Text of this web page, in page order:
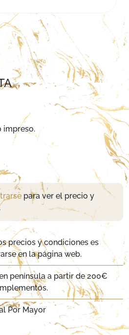
impreso.
para ver el precio y
precios y condiciones es
en la página web.
península a partir de 200€
Por Mayor